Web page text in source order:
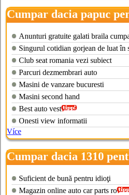
Cumpar dacia papuc
piese
Anunturi gratuite galati braila
Singurul cotidian gorjean de luat în
Club seat romania vezi subiect
Parcuri dezmembrari auto
Masini de vanzare bucuresti
Masini second hand
Best auto vest
Onesti view informatii
Více
Cumpar dacia 1310
Suficient de bună pentru idioţi
Magazin online auto car parts ro